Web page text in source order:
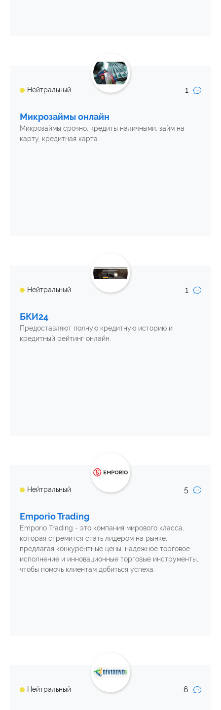
Нейтральный 1
Микрозаймы онлайн
Микрозаймы срочно, кредиты наличными, займ на
карту, кредитная карта
Нейтральный 1
БКИ24
Предоставляют полную кредитную историю и
кредитный рейтинг онлайн.
Нейтральный 5
Emporio Trading
Emporio Trading - это компания мирового класса,
которая стремится стать лидером на рынке,
предлагая конкурентные цены, надежное торговое
исполнение и инновационные торговые инструменты,
чтобы помочь клиентам добиться успеха.
Нейтральный 6